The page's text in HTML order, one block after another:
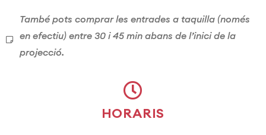
També pots comprar les entrades a taquilla (només
en efectiu) entre 30 i 45 min abans de l’inici de la
projecció.
HORARIS